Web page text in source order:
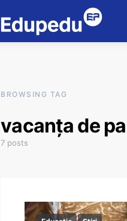
BROWSING TAG
vacanța de
7 posts